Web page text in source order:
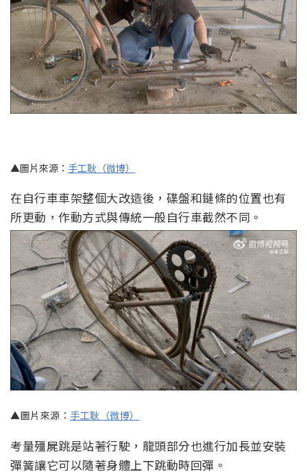
▲圖片來源： 手工耿（微博）
在自行車車架整個大改造後，碟盤和鏈條的位置也有
所更動，作動方式與傳統一般自行車截然不同。
▲圖片來源： 手工耿（微博）
考量殭屍跳是站著行駛，龍頭部分也進行加長並安裝
彈簧讓它可以隨著身體上下跳動時回彈。